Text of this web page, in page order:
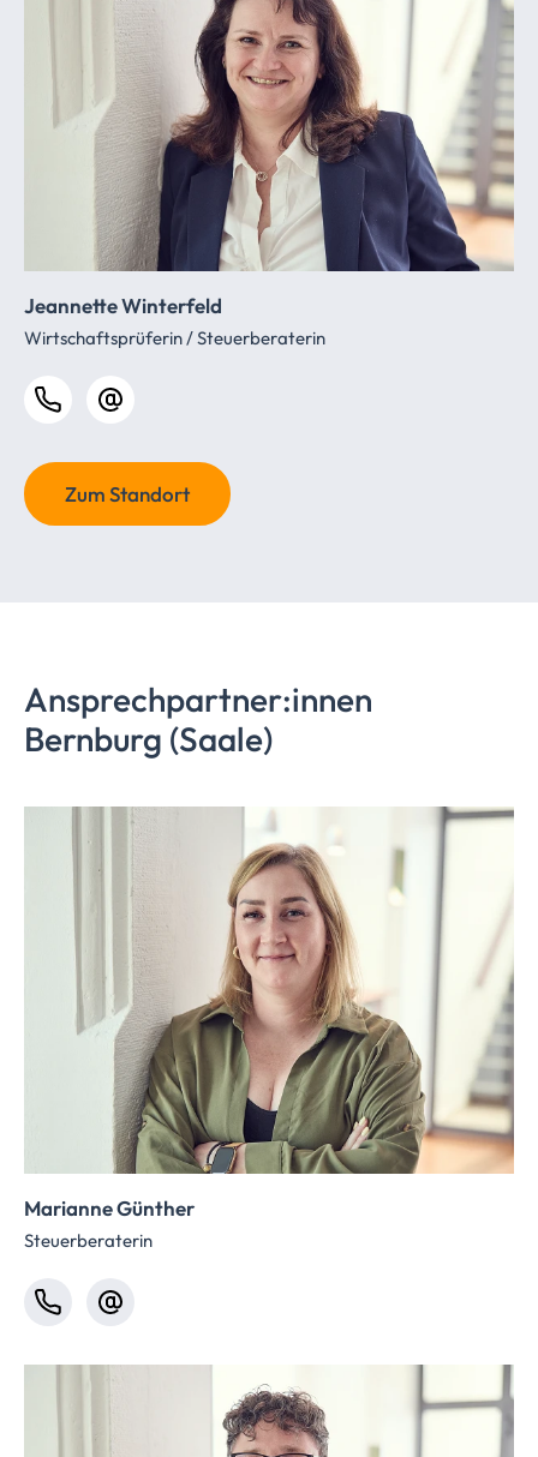
Jeannette Winterfeld
Wirtschaftsprüferin / Steuerberaterin
Zum Standort
Ansprechpartner:innen
Bernburg (Saale)
Marianne Günther
Steuerberaterin